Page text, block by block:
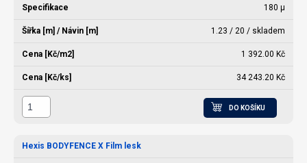
180 µ
1.23 / 20 / skladem
1 392.00 Kč
34 243.20 Kč
DO KOŠÍKU
Hexis BODYFENCE X Film lesk